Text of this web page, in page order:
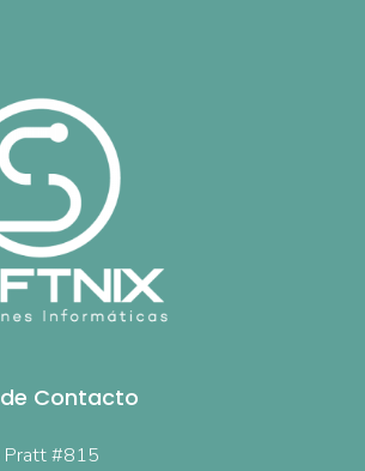
Contacto
Pratt #815